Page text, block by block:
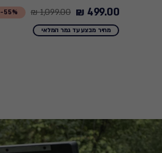
55%-
Price
from
499.00 ₪
1,099.00 ₪
מחיר מבצע עד גמר המלאי